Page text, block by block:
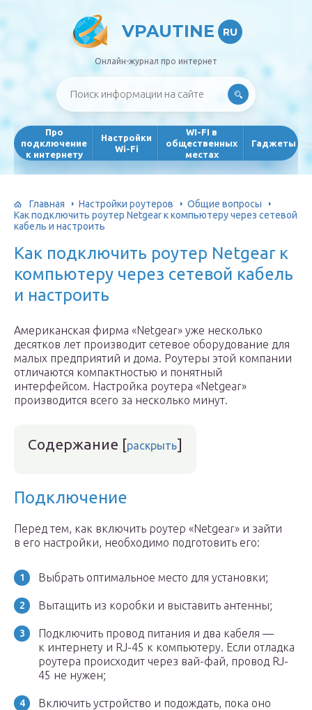
VPAUTINE RU
Онлайн-журнал про интернет
Про
подключение
к интернету
Настройки
Wi-Fi
WI-FI в
общественных
местах
Гаджеты
Главная Настройки роутеров
Общие вопросы
Как подключить роутер Netgear к компьютеру через сетевой
кабель и настроить
Как подключить роутер Netgear к
компьютеру через сетевой кабель
и настроить
Американская фирма «Netgear» уже несколько
десятков лет производит сетевое оборудование для
малых предприятий и дома. Роутеры этой компании
отличаются компактностью и понятный
интерфейсом. Настройка роутера «Netgear»
производится всего за несколько минут.
Содержание [раскрыть]
Подключение
Перед тем, как включить роутер «Netgear» и зайти
в его настройки, необходимо подготовить его:
Выбрать оптимальное место для установки;
Вытащить из коробки и выставить антенны;
Подключить провод питания и два кабеля —
к интернету и RJ-45 к компьютеру. Если отладка
роутера происходит через вай-фай, провод RJ-
45 не нужен;
Включить устройство и подождать, пока оно